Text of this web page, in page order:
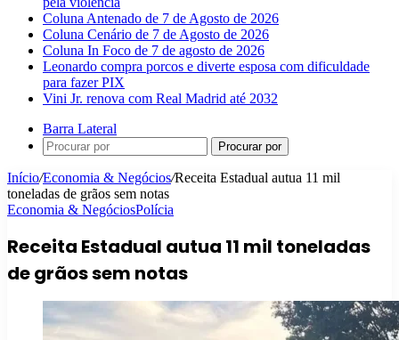
Coluna Antenado de 7 de Agosto de 2026
Coluna Cenário de 7 de Agosto de 2026
Coluna In Foco de 7 de agosto de 2026
Leonardo compra porcos e diverte esposa com dificuldade
para fazer PIX
Vini Jr. renova com Real Madrid até 2032
Barra Lateral
Procurar por
Início/Economia & Negócios/Receita Estadual autua 11 mil
toneladas de grãos sem notas
Economia & NegóciosPolícia
Receita Estadual autua 11 mil toneladas
de grãos sem notas